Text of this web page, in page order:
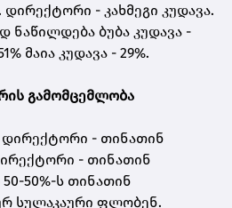
- კახმეგი კუდავა.
ნაწილდება ბუბა კუდავა -
მაია კუდავა - 29%.
გამომცემლობა
დირექტორი - თინათინ
- თინათინ
50-50%-ს თინათინ
სულაკაური ფლობენ.